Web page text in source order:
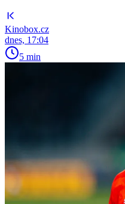
Kinobox.cz
dnes, 17:04
5 min